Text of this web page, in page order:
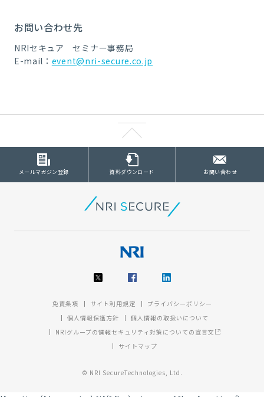
お問い合わせ先
NRIセキュア セミナー事務局
E-mail： event@nri-secure.co.jp
メールマガジン登録 資料ダウンロード お問い合わせ
免責条項 サイト利用規定
プライバシーポリシー
個人情報保護方針
個人情報の取扱いについて
NRIグループの情報セキュリティ対策についての宣言文
サイトマップ
© NRI SecureTechnologies, Ltd.